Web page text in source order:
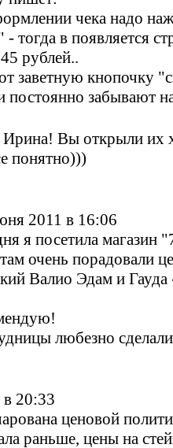
чека надо
тогда в появляется
рублей..
заветную кнопочку
постоянно забывают
Ирина! Вы открыли их
понятно)))
2011 в 16:06
я посетила магазин
очень порадовали
Валио Эдам и Гауда
любезно
20:33
ценовой
раньше, цены на